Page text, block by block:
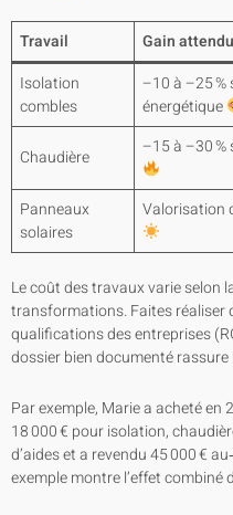
Travail Gain attendu
Isolation
combles
–10 à –25
énergétique
Chaudière –15 à –30
Panneaux
solaires
Valorisation
Le coût des travaux varie selon
transformations. Faites réaliser
qualifications des entreprises
dossier bien documenté
Par exemple, Marie a acheté en
18 000 € pour isolation,
d’aides et a revendu 45 000 €
exemple montre l’effet combiné